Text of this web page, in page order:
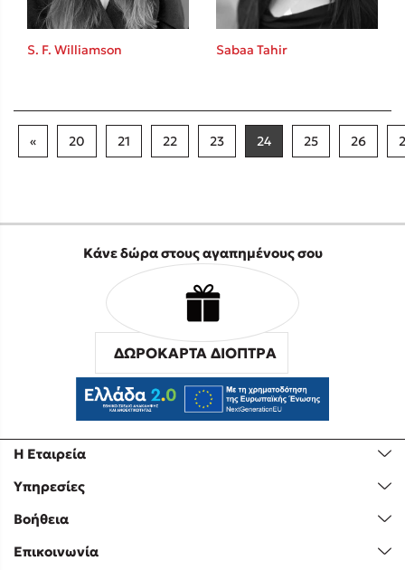
S. F. Williamson Sabaa Tahir
« 20 21 22 23 24 25 26
Η Εταιρεία
Υπηρεσίες
Βοήθεια
Επικοινωνία
Κάνε δώρα στους αγαπημένους σου
ΔΩΡΟΚΑΡΤΑ ΔΙΟΠΤΡΑ